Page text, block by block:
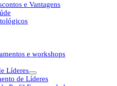
e Vantagens
e workshops
Líderes
de Líderes